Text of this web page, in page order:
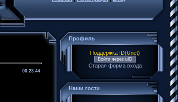
00.23.44
Профиль
Поддержка ID(Unet)
Войти через uID
Старая форма входа
Наши гости